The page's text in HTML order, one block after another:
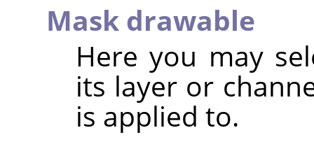
Mask drawable
Here you may
its layer or
is applied to.